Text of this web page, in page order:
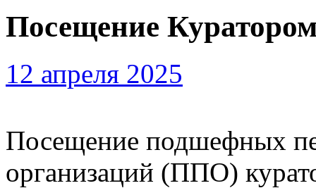
Посещение
12 апреля 2025
Посещение подшефных
организаций (ППО)